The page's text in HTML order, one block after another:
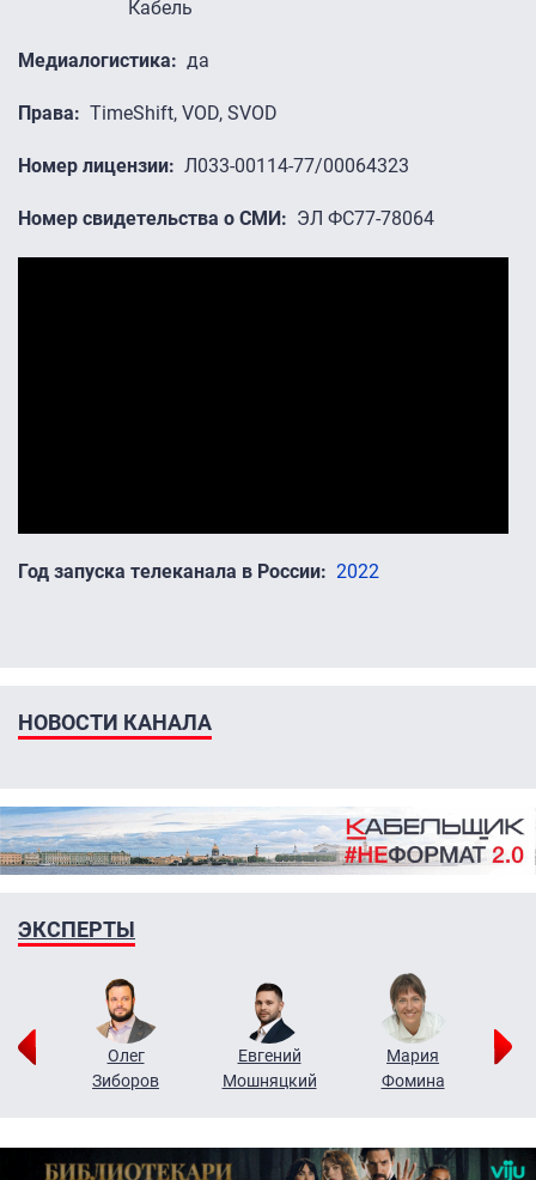
Кабель
Медиалогистика да
Права TimeShift, VOD, SVOD
Номер лицензии Л033-00114-77/00064323
Номер свидетельства о СМИ ЭЛ ФС77-78064
Год запуска телеканала в России 2022
НОВОСТИ КАНАЛА
ЭКСПЕРТЫ
Олег
Зиборов
Евгений
Мошняцкий
Мария
Фомина